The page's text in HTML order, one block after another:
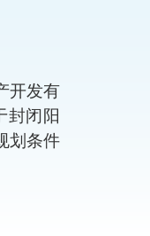
开发有
封闭阳
划条件